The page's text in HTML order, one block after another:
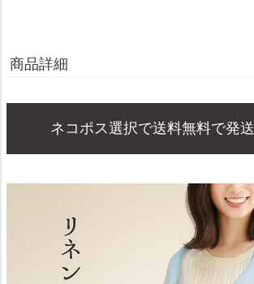
商品詳細
ネコポス選択で送料無料で発送